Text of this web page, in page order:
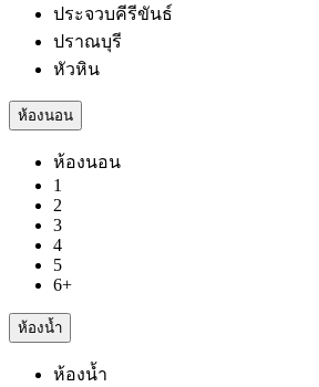
ประจวบคีรีขันธ์
ปราณบุรี
หัวหิน
ห้องนอน
ห้องนอน
1
2
3
4
5
6+
ห้องน้ำ
ห้องน้ำ